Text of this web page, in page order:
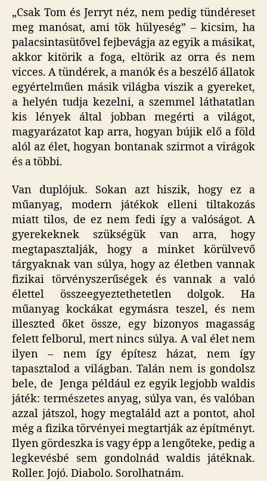
„Csak Tom és Jerryt néz, nem pedig tündéreset
meg manósat, ami tök hülyeség” – kicsim, ha
palacsintasütővel fejbevágja az egyik a másikat,
akkor kitörik a foga, eltörik az orra és nem
vicces. A tündérek, a manók és a beszélő állatok
egyértelműen másik világba viszik a gyereket,
a helyén tudja kezelni, a szemmel láthatatlan
kis lények által jobban megérti a világot,
magyarázatot kap arra, hogyan bújik elő a föld
alól az élet, hogyan bontanak szirmot a virágok
és a többi.
Van duplójuk. Sokan azt hiszik, hogy ez a
műanyag, modern játékok elleni tiltakozás
miatt tilos, de ez nem fedi így a valóságot. A
gyerekeknek szükségük van arra, hogy
megtapasztalják, hogy a minket körülvevő
tárgyaknak van súlya, hogy az életben vannak
fizikai törvényszerűségek és vannak a való
élettel összeegyeztethetetlen dolgok. Ha
műanyag kockákat egymásra teszel, és nem
illeszted őket össze, egy bizonyos magasság
felett felborul, mert nincs súlya. A val élet nem
ilyen – nem így építesz házat, nem így
tapasztalod a világban. Talán nem is gondolsz
bele, de Jenga például ez egyik legjobb waldis
játék: természetes anyag, súlya van, és valóban
azzal játszol, hogy megtaláld azt a pontot, ahol
még a fizika törvényei megtartják az építményt.
Ilyen gördeszka is vagy épp a lengőteke, pedig a
legkevésbé sem gondolnád waldis játéknak.
Roller. Jojó. Diabolo. Sorolhatnám.